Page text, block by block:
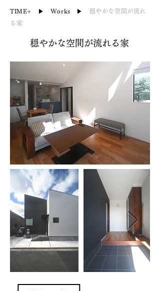
TIME+ ▶︎ Works ▶︎ 穏やかな空間が流れ
る家
穏やかな空間が流れる家